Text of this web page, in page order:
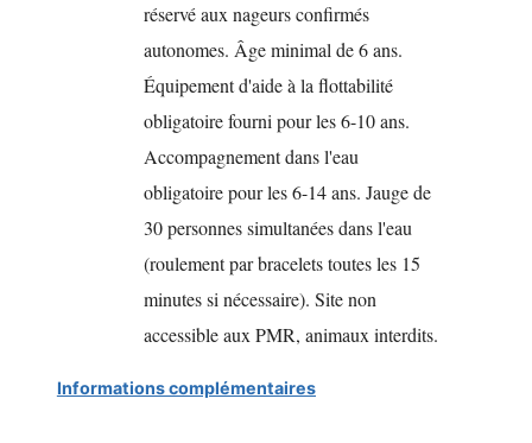
réservé aux nageurs confirmés
autonomes. Âge minimal de 6 ans.
Équipement d'aide à la flottabilité
obligatoire fourni pour les 6-10 ans.
Accompagnement dans l'eau
obligatoire pour les 6-14 ans. Jauge de
30 personnes simultanées dans l'eau
(roulement par bracelets toutes les 15
minutes si nécessaire). Site non
accessible aux PMR, animaux interdits.
Informations complémentaires